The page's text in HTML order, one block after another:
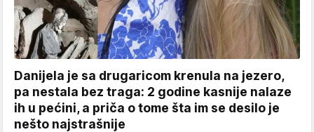
Danijela je sa drugaricom krenula na jezero,
pa nestala bez traga: 2 godine kasnije nalaze
ih u pećini, a priča o tome šta im se desilo je
nešto najstrašnije